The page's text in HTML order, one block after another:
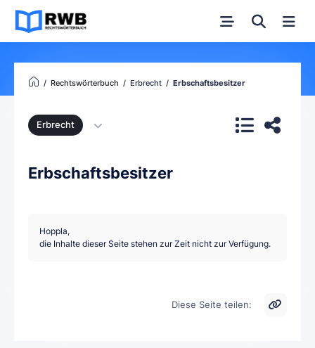
Rechtswörterbuch Erbrecht Erbschaftsbesitzer
Erbrecht
Erbschaftsbesitzer
Hoppla,
die Inhalte dieser Seite stehen zur Zeit nicht zur Verfügung.
Diese Seite teilen: